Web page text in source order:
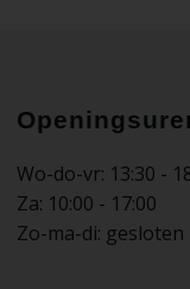
Wo-do-vr: 13:30 -
Za: 10:00 - 17:00
Zo-ma-di: gesloten